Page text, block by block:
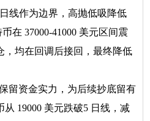
日线作为边界，高抛低吸降低
在 37000-41000 美元区间震
，均在回调后接回，最终降低
留资金实力，为后续抄底留有
从 19000 美元跌破5 日线，减